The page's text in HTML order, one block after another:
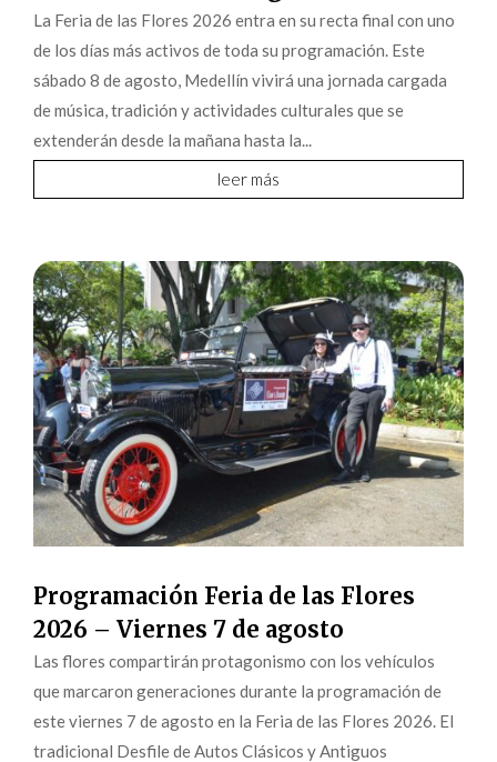
La Feria de las Flores 2026 entra en su recta final con uno
de los días más activos de toda su programación. Este
sábado 8 de agosto, Medellín vivirá una jornada cargada
de música, tradición y actividades culturales que se
extenderán desde la mañana hasta la...
leer más
Programación Feria de las Flores
2026 – Viernes 7 de agosto
Las flores compartirán protagonismo con los vehículos
que marcaron generaciones durante la programación de
este viernes 7 de agosto en la Feria de las Flores 2026. El
tradicional Desfile de Autos Clásicos y Antiguos